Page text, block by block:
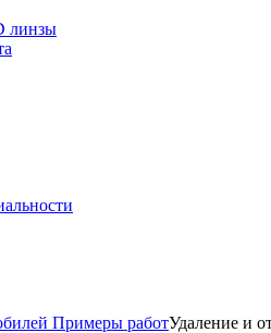
линзы
Примеры работУдаление и